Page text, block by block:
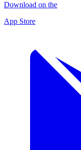
Download on the
App Store